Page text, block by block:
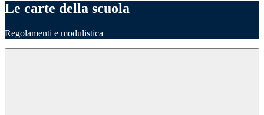
Le carte della scuola
Regolamenti e modulistica